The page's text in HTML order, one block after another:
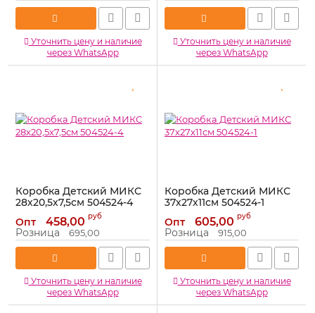
Уточнить цену и наличие
через WhatsApp
Уточнить цену и наличие
через WhatsApp
Коробка Детский МИКС
28х20,5х7,5см 504524-4
Артикул: 504524-4
Опт 458,00 руб
Розница 695,00
Уточнить цену и наличие
через WhatsApp
Коробка Детский МИКС
37х27х11см 504524-1
Артикул: 504524-1
Опт 605,00 руб
Розница 915,00
Уточнить цену и наличие
через WhatsApp